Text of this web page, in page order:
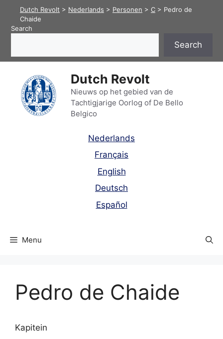
content
Dutch Revolt > Nederlands > Personen > C > Pedro de
Chaide
Search
Search
Dutch Revolt
Nieuws op het gebied van de
Tachtigjarige Oorlog of De Bello
Belgico
Nederlands
Français
English
Deutsch
Español
Menu
Pedro de Chaide
Kapitein